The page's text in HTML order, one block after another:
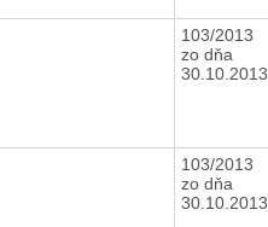
103/2013
zo dňa
30.10.2013
103/2013
zo dňa
30.10.2013